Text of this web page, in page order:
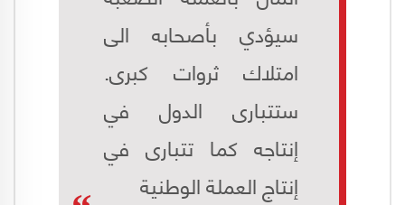
سيؤدي بأصحابه الى
امتلاك ثروات كبرى.
ستتبارى الدول في
إنتاجه كما تتبارى في
إنتاج العملة الوطنية